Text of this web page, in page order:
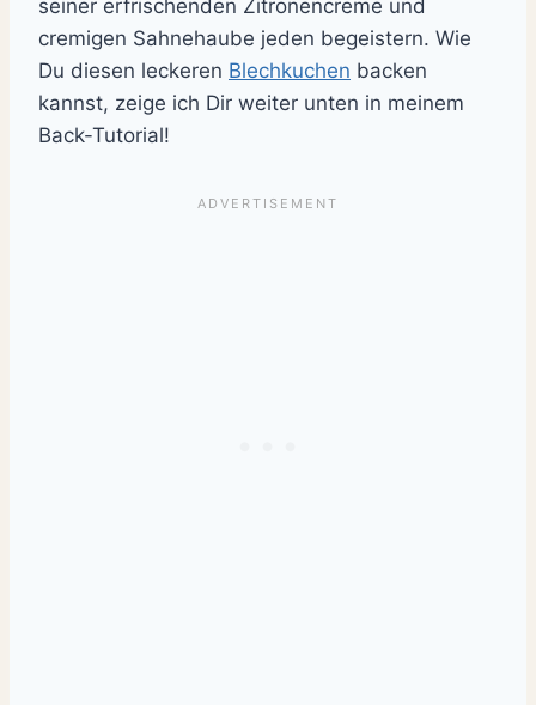
seiner erfrischenden Zitronencreme und
cremigen Sahnehaube jeden begeistern. Wie
Du diesen leckeren Blechkuchen backen
kannst, zeige ich Dir weiter unten in meinem
Back-Tutorial!